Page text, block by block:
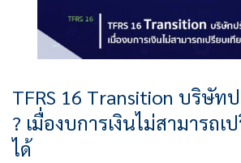
TFRS 16 Transition บริษัท
? เมื่องบการเงินไม่สามารถ
ได้